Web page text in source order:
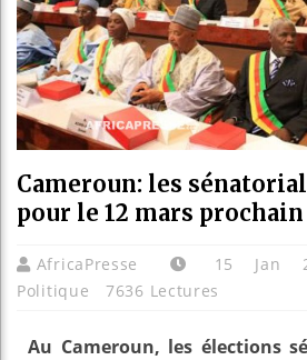
Cameroun: les
pour le 12 mars prochain
AfricaPresse 15 Jan
Politique
7636 Lectures
Au Cameroun, les élections